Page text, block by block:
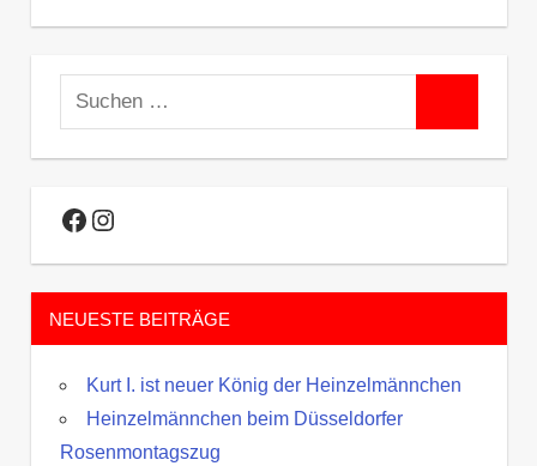
Suchen
nach:
Facebook
Instagram
NEUESTE BEITRÄGE
Kurt I. ist neuer König der Heinzelmännchen
Heinzelmännchen beim Düsseldorfer
Rosenmontagszug